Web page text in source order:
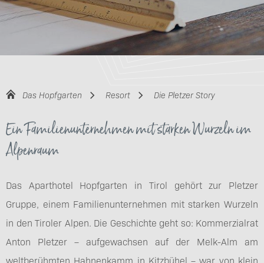
Das Hopfgarten Resort Die Pletzer Story
Ein Familienunternehmen mit starken Wurzeln im
Alpenraum
Das Aparthotel Hopfgarten in Tirol gehört zur Pletzer
Gruppe, einem Familienunternehmen mit starken Wurzeln
in den Tiroler Alpen. Die Geschichte geht so: Kommerzialrat
Anton Pletzer – aufgewachsen auf der Melk-Alm am
weltberühmten Hahnenkamm in Kitzbühel – war von klein